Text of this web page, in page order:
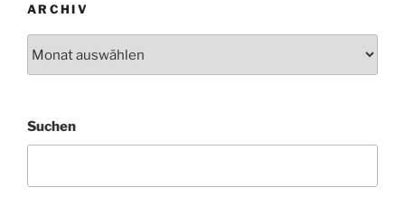
ARCHIV
Suchen